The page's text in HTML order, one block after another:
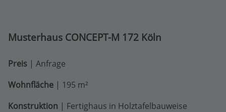
Musterhaus CONCEPT-M 172 Köln
Preis | Anfrage
Wohnfläche | 195 m²
Konstruktion | Fertighaus in Holztafelbauweise